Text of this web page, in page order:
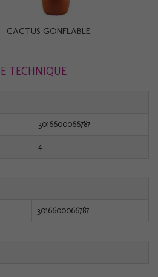
CACTUS GONFLABLE
TECHNIQUE
3016600066787
4
3016600066787